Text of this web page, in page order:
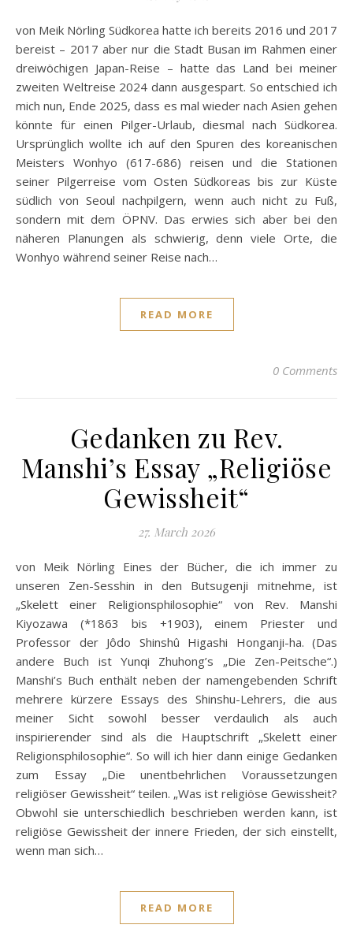
von Meik Nörling Südkorea hatte ich bereits 2016 und 2017
bereist – 2017 aber nur die Stadt Busan im Rahmen einer
dreiwöchigen Japan-Reise – hatte das Land bei meiner
zweiten Weltreise 2024 dann ausgespart. So entschied ich
mich nun, Ende 2025, dass es mal wieder nach Asien gehen
könnte für einen Pilger-Urlaub, diesmal nach Südkorea.
Ursprünglich wollte ich auf den Spuren des koreanischen
Meisters Wonhyo (617-686) reisen und die Stationen
seiner Pilgerreise vom Osten Südkoreas bis zur Küste
südlich von Seoul nachpilgern, wenn auch nicht zu Fuß,
sondern mit dem ÖPNV. Das erwies sich aber bei den
näheren Planungen als schwierig, denn viele Orte, die
Wonhyo während seiner Reise nach…
READ MORE
0 Comments
Gedanken zu Rev.
Manshi’s Essay „Religiöse
Gewissheit“
27. March 2026
von Meik Nörling Eines der Bücher, die ich immer zu
unseren Zen-Sesshin in den Butsugenji mitnehme, ist
„Skelett einer Religionsphilosophie“ von Rev. Manshi
Kiyozawa (*1863 bis +1903), einem Priester und
Professor der Jôdo Shinshû Higashi Honganji-ha. (Das
andere Buch ist Yunqi Zhuhong’s „Die Zen-Peitsche“.)
Manshi’s Buch enthält neben der namengebenden Schrift
mehrere kürzere Essays des Shinshu-Lehrers, die aus
meiner Sicht sowohl besser verdaulich als auch
inspirierender sind als die Hauptschrift „Skelett einer
Religionsphilosophie“. So will ich hier dann einige Gedanken
zum Essay „Die unentbehrlichen Voraussetzungen
religiöser Gewissheit“ teilen. „Was ist religiöse Gewissheit?
Obwohl sie unterschiedlich beschrieben werden kann, ist
religiöse Gewissheit der innere Frieden, der sich einstellt,
wenn man sich…
READ MORE